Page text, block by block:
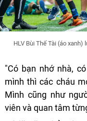
HLV Bùi Thế Tài (áo
"Có bạn nhớ nhà,
mình thì các cháu
Mình cũng như
viên và quan tâm